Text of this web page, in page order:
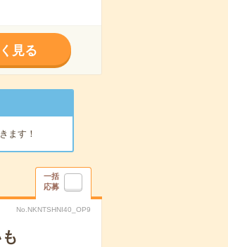
見る
ます！
一括
応募
No.NKNTSHNI40_OP9